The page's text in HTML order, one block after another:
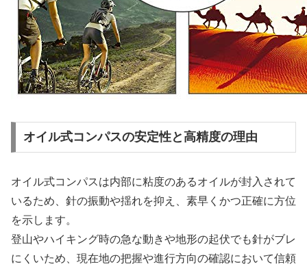
オイル式コンパスの安定性と高精度の理由
オイル式コンパスは内部に粘度のあるオイルが封入されて
いるため、針の振動や揺れを抑え、素早くかつ正確に方位
を示します。
登山やハイキング時の急な動きや地形の起伏でも針がブレ
にくいため、現在地の把握や進行方向の確認において信頼